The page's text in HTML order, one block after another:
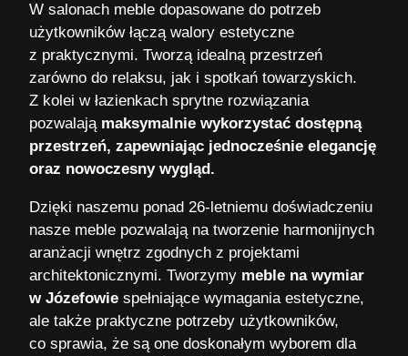
W salonach meble dopasowane do potrzeb
użytkowników łączą walory estetyczne
z praktycznymi. Tworzą idealną przestrzeń
zarówno do relaksu, jak i spotkań towarzyskich.
Z kolei w łazienkach sprytne rozwiązania
pozwalają maksymalnie wykorzystać dostępną
przestrzeń, zapewniając jednocześnie elegancję
oraz nowoczesny wygląd.
Dzięki naszemu ponad 26-letniemu doświadczeniu
nasze meble pozwalają na tworzenie harmonijnych
aranżacji wnętrz zgodnych z projektami
architektonicznymi. Tworzymy meble na wymiar
w Józefowie spełniające wymagania estetyczne,
ale także praktyczne potrzeby użytkowników,
co sprawia, że są one doskonałym wyborem dla